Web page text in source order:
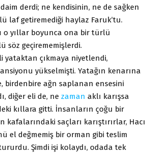
derdi; ne kendisinin, ne de sağken
laf getiremediği haylaz Faruk’tu.
o yıllar boyunca ona bir türlü
söz geçirememişlerdi.
yataktan çıkmaya niyetlendi,
yükselmişti. Yatağın kenarına
birdenbire ağn saplanan ensesini
diğer eli de, ne zaman aklı karışsa
kıllara gitti. İnsanların çoğu bir
kafalarındaki saçları karıştırırlar, Hacı
el değmemiş bir orman gibi teslim
Şimdi işi kolaydı, odada tek